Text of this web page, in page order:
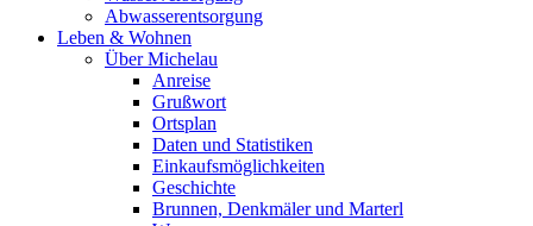
Abwasserentsorgung
Leben & Wohnen
Über Michelau
Anreise
Grußwort
Ortsplan
Daten und Statistiken
Einkaufsmöglichkeiten
Geschichte
Brunnen, Denkmäler und Marterl